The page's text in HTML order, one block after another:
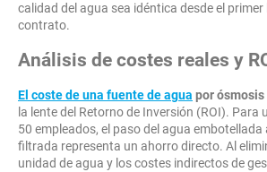
calidad del agua sea idéntica desde el
contrato.
Análisis de costes reales y
El coste de una fuente de agua por ósmosis
la lente del Retorno de Inversión (ROI). Para
50 empleados, el paso del agua embotellada
filtrada representa un ahorro directo. Al
unidad de agua y los costes indirectos de